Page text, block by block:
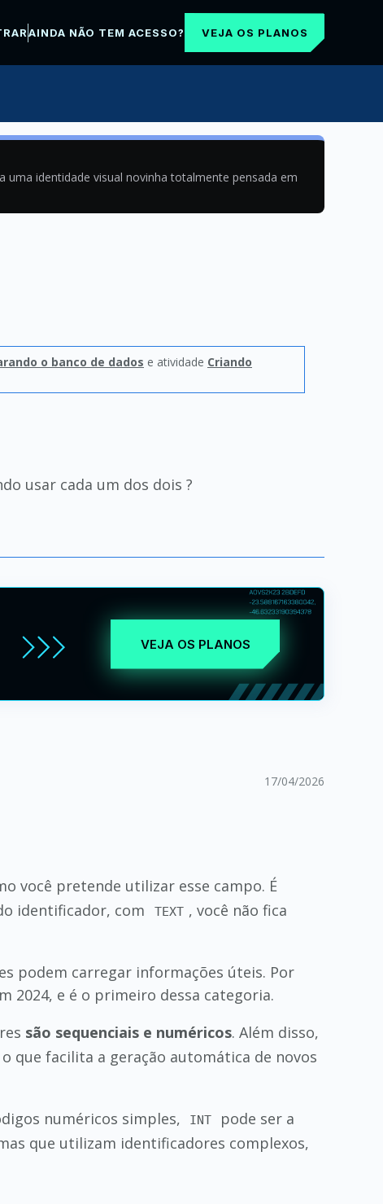
AINDA NÃO TEM ACESSO? VEJA OS PLANOS
uma identidade visual novinha totalmente pensada em
o banco de dados e atividade Criando
usar cada um dos dois ?
VEJA OS PLANOS
17/04/2026
você pretende utilizar esse campo. É
identificador, com TEXT , você não fica
podem carregar informações úteis. Por
2024, e é o primeiro dessa categoria.
são sequenciais e numéricos. Além disso,
o que facilita a geração automática de novos
numéricos simples,
INT
pode ser a
que utilizam identificadores complexos,